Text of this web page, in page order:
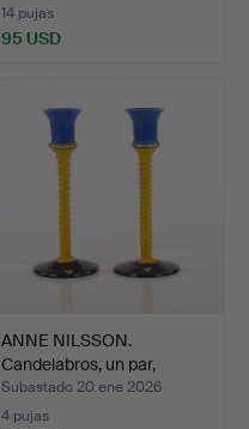
14 pujas
95 USD
ANNE NILSSON.
Candelabros, un par,
Orrefor…
Subastado 20 ene 2026
4 pujas